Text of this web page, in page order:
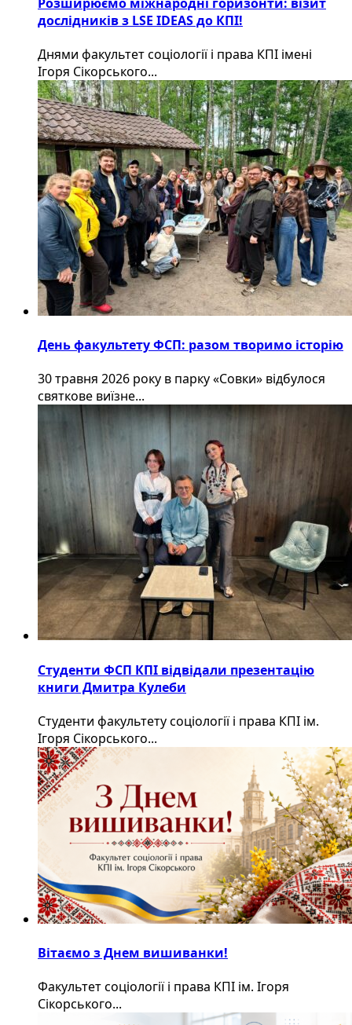
дослідників з LSE IDEAS до КПІ!
Днями факультет соціології і права КПІ імені
Ігоря Сікорського...
День факультету ФСП: разом творимо історію
30 травня 2026 року в парку «Совки» відбулося
святкове виїзне...
Студенти ФСП КПІ відвідали презентацію
книги Дмитра Кулеби
Студенти факультету соціології і права КПІ ім.
Ігоря Сікорського...
Вітаємо з Днем вишиванки!
Факультет соціології і права КПІ ім. Ігоря
Сікорського...